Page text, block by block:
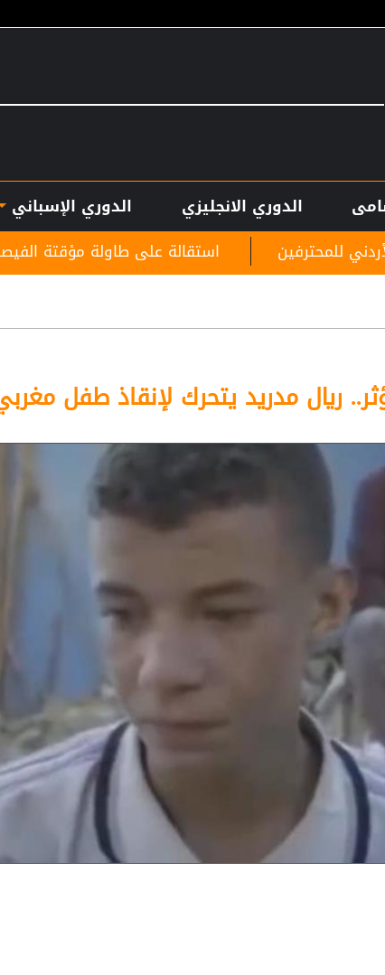
الدوري الانجليزي الدوري الإسباني
استقالة على طاولة مؤقتة الفيصلي.. الحوراني
ريال مدريد يتحرك لإنقاذ طفل